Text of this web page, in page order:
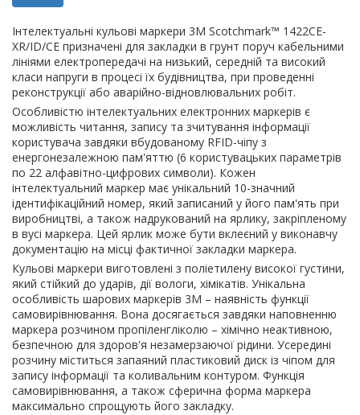
Інтелектуальні кульові маркери 3M Scotchmark™ 1422CE-
XR/ID/CE призначені для закладки в грунт поруч кабельними
лініями електропередачі на низький, середній та високий
класи напруги в процесі їх будівництва, при проведенні
реконструкції або аварійно-відновлювальних робіт.
Особливістю інтелектуальних електронних маркерів є
можливість читання, запису та зчитування інформації
користувача завдяки вбудованому RFID-чіпу з
енергонезалежною пам'яттю (6 користувацьких параметрів
по 22 алфавітно-цифрових символи). Кожен
інтелектуальний маркер має унікальний 10-значний
ідентифікаційний номер, який записаний у його пам'ять при
виробництві, а також надрукований на ярлику, закріпленому
в вусі маркера. Цей ярлик може бути вклеєний у виконавчу
документацію на місці фактичної закладки маркера.
Кульові маркери виготовлені з поліетилену високої густини,
який стійкий до ударів, дії вологи, хімікатів. Унікальна
особливість шарових маркерів 3М – наявність функції
самовирівнювання. Вона досягається завдяки наповненню
маркера розчином пропіленгліколю – хімічно неактивною,
безпечною для здоров'я незамерзаючої рідини. Усередині
розчину міститься запаяний пластиковий диск із чіпом для
запису інформації та коливальним контуром. Функція
самовирівнювання, а також сферична форма маркера
максимально спрощують його закладку.